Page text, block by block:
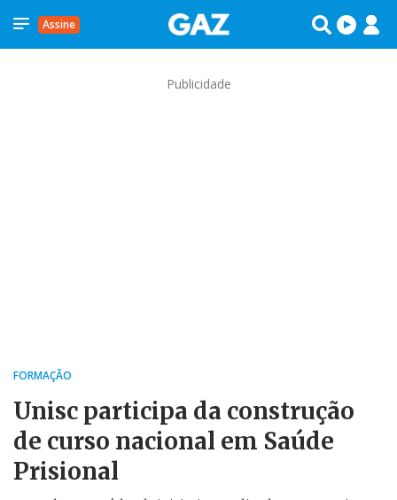
Assine
Publicidade
FORMAÇÃO
Unisc participa da construção
de curso nacional em Saúde
Prisional